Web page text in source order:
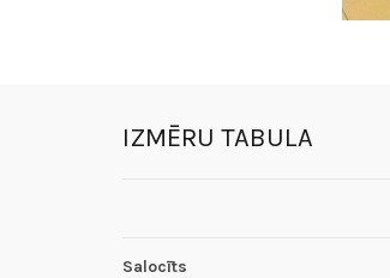
IZMĒRU TABULA
Salocīts